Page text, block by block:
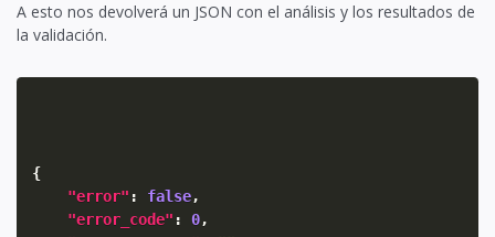
A esto nos devolverá un JSON con el análisis y los resultados de
la validación.
{
"error" : false,
"error_code" : 0,